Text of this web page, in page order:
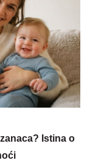
Istina o